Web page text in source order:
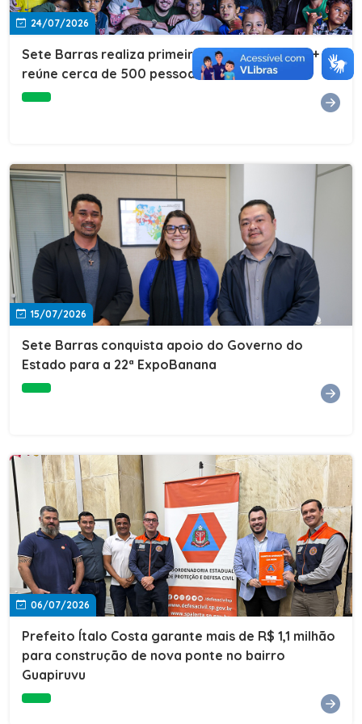
24/07/2026
Sete Barras realiza primeira edição do Cuidar+ e
reúne cerca de 500 pessoas na Vila São João
15/07/2026
Sete Barras conquista apoio do Governo do
Estado para a 22ª ExpoBanana
06/07/2026
Prefeito Ítalo Costa garante mais de R$ 1,1 milhão
para construção de nova ponte no bairro
Guapiruvu